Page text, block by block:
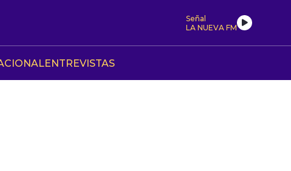
Señal
LA NUEVA FM
ENTREVISTAS